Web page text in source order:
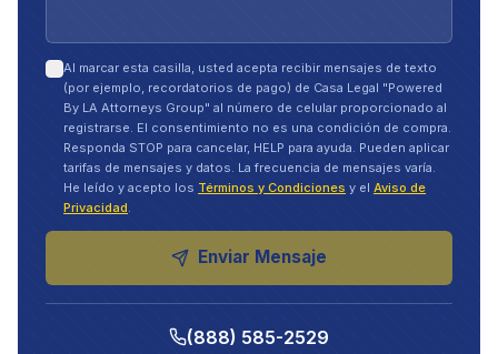
Al marcar esta casilla, usted acepta recibir mensajes de texto
(por ejemplo, recordatorios de pago) de Casa Legal "Powered
By LA Attorneys Group" al número de celular proporcionado al
registrarse. El consentimiento no es una condición de compra.
Responda STOP para cancelar, HELP para ayuda. Pueden aplicar
tarifas de mensajes y datos. La frecuencia de mensajes varía.
He leído y acepto los Términos y Condiciones y el Aviso de
Privacidad
Enviar Mensaje
(888) 585-2529